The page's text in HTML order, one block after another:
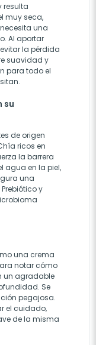
resulta
muy seca,
una
Al aportar
la pérdida
suavidad y
para todo el
su
de origen
ricos en
la barrera
agua en la piel,
una
y
una crema
notar cómo
un agradable
Se
pegajosa.
el cuidado,
de la misma